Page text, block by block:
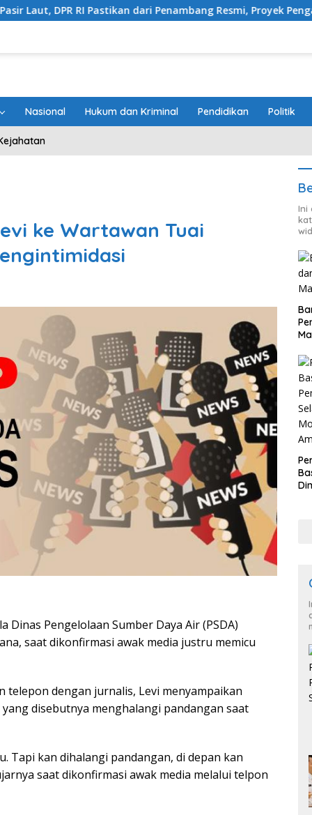
dari Penambang Resmi, Proyek Pengaman Pantai
Nasional Hukum dan Kriminal Pendidikan Politik
ke Wartawan Tuai
Pengelolaan Sumber Daya Air (PSDA)
saat dikonfirmasi awak media justru memicu
telepon dengan jurnalis, Levi menyampaikan
disebutnya menghalangi pandangan saat
Tapi kan dihalangi pandangan, di depan kan
saat dikonfirmasi awak media melalui telpon
Ini